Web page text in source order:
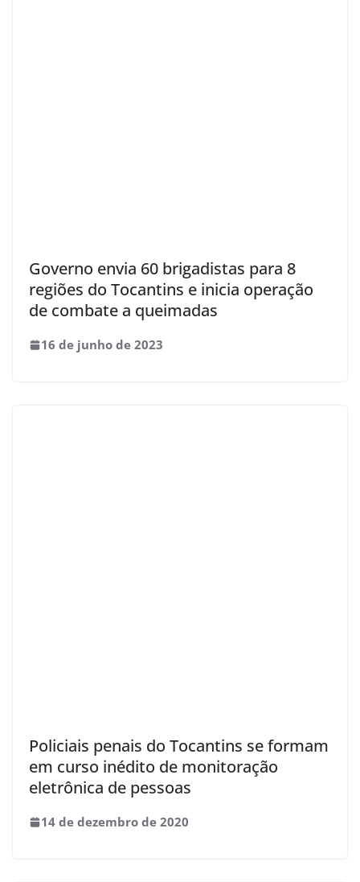
Governo envia 60 brigadistas para 8
regiões do Tocantins e inicia operação
de combate a queimadas
16 de junho de 2023
Policiais penais do Tocantins se formam
em curso inédito de monitoração
eletrônica de pessoas
14 de dezembro de 2020